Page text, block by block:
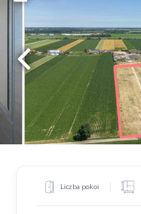
Liczba pokoi